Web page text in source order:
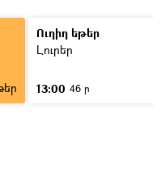
Ուղիղ եթեր
Լուրեր
13:00 46 ր